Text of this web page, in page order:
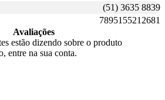
(51) 3635 8839
7895155212681
Avaliações
estão dizendo sobre o produto
entre na sua conta.